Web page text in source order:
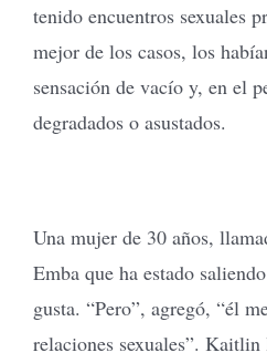
tenido encuentros sexuales
mejor de los casos, los
sensación de vacío y, en el
degradados o asustados.
Una mujer de 30 años,
Emba que ha estado
gusta. “Pero”, agregó, “él
relaciones sexuales”.